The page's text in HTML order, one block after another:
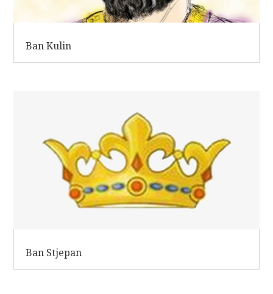
Ban Kulin
Ban Stjepan